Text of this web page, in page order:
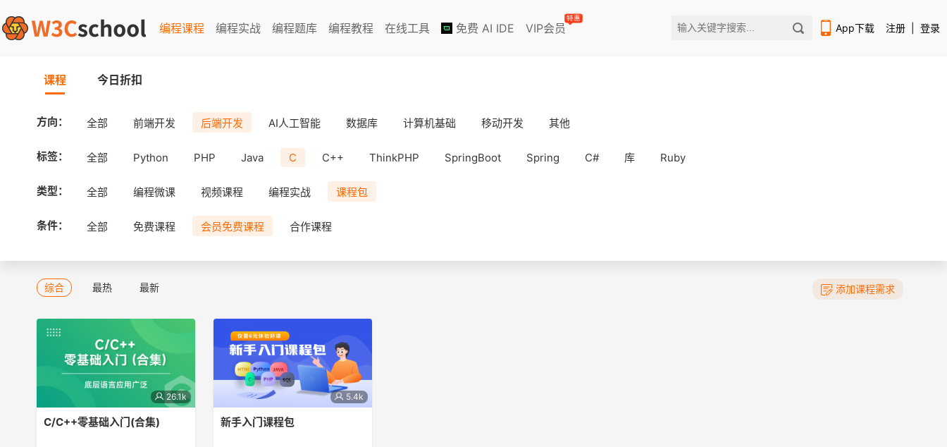
编程课程 编程实战 编程题库 编程教程 在线工具 免费 AI IDE VIP会员
特惠
App下载 注册 登录
课程 今日折扣
方向： 全部 前端开发 后端开发 AI人工智能 数据库 计算机基础 移动开发 其他
标签： 全部 Python PHP Java C C++ ThinkPHP SpringBoot Spring C# 库 Ruby
类型： 全部 编程微课 视频课程 编程实战 课程包
条件： 全部 免费课程 会员免费课程 合作课程
综合 最热 最新 添加课程需求
26.1k
C/C++零基础入门(合集)
5.4k
新手入门课程包